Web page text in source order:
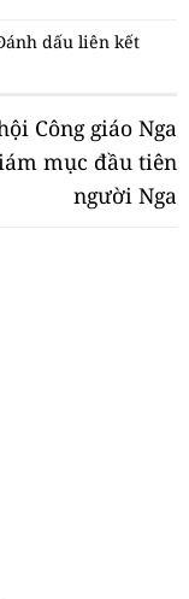
dấu liên kết
Công giáo Nga
mục đầu tiên
người Nga